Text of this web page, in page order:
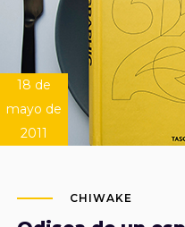
18 de
mayo de
2011
CHIWAKE